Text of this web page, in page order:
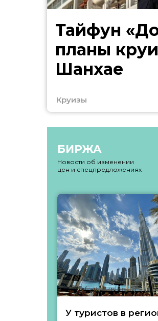
Тайфун
планы
Шанхае
Круизы
БИРЖА
Новости об изменении
цен и спецпредложениях
У туристов в